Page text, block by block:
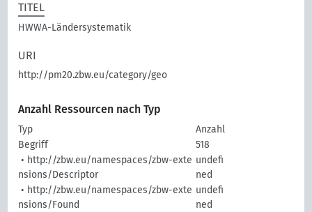
TITEL
HWWA-Ländersystematik
URI
http://pm20.zbw.eu/category/geo
Anzahl Ressourcen nach Typ
Typ
Anzahl
Begriff
518
• http://zbw.eu/namespaces/zbw-exte
nsions/Descriptor
undefi
ned
• http://zbw.eu/namespaces/zbw-exte
nsions/Found
undefi
ned